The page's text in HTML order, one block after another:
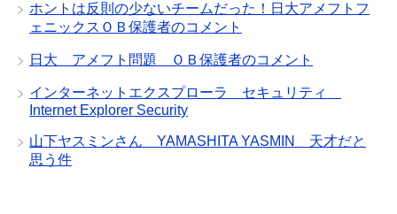
ホントは反則の少ないチームだった！日大アメフトフ
ェニックスＯＢ保護者のコメント
日大 アメフト問題 ＯＢ保護者のコメント
インターネットエクスプローラ セキュリティ
Internet Explorer Security
山下ヤスミンさん YAMASHITA YASMIN 天才だと
思う件